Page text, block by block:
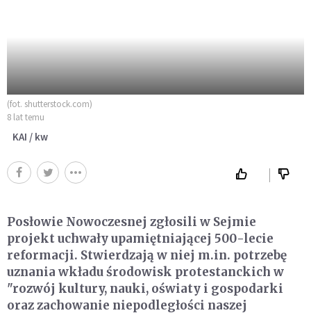
(fot. shutterstock.com)
8 lat temu
KAI / kw
Posłowie Nowoczesnej zgłosili w Sejmie
projekt uchwały upamiętniającej 500-lecie
reformacji. Stwierdzają w niej m.in. potrzebę
uznania wkładu środowisk protestanckich w
"rozwój kultury, nauki, oświaty i gospodarki
oraz zachowanie niepodległości naszej